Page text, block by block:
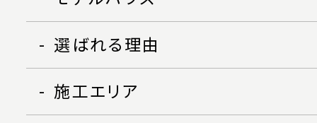
選ばれる理由
施工エリア